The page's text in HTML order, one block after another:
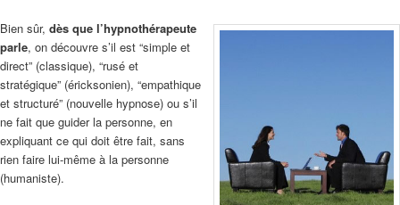
Bien sûr, dès que l’hypnothérapeute
parle, on découvre s’il est “simple et
direct” (classique), “rusé et
stratégique” (éricksonien), “empathique
et structuré” (nouvelle hypnose) ou s’il
ne fait que guider la personne, en
expliquant ce qui doit être fait, sans
rien faire lui-même à la personne
(humaniste).